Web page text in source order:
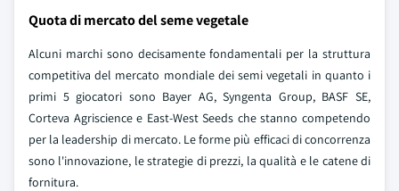
Quota di mercato del seme vegetale
Alcuni marchi sono decisamente fondamentali per la struttura
competitiva del mercato mondiale dei semi vegetali in quanto i
primi 5 giocatori sono Bayer AG, Syngenta Group, BASF SE,
Corteva Agriscience e East-West Seeds che stanno competendo
per la leadership di mercato. Le forme più efficaci di concorrenza
sono l'innovazione, le strategie di prezzi, la qualità e le catene di
fornitura.